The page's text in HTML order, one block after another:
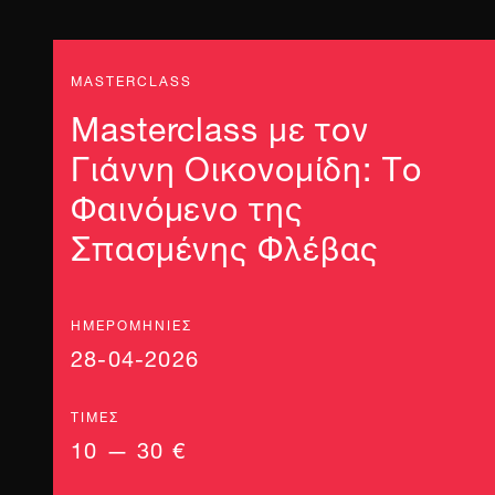
MASTERCLASS
Masterclass με τον
Γιάννη Οικονομίδη: Το
Φαινόμενο της
Σπασμένης Φλέβας
ΗΜΕΡΟΜΗΝΊΕΣ
28-04-2026
ΤΙΜΈΣ
10 — 30 €